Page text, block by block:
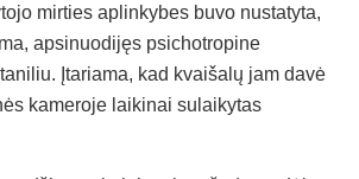
mirties aplinkybes buvo nustatyta,
apsinuodijęs psichotropine
Įtariama, kad kvaišalų jam davė
kameroje laikinai sulaikytas